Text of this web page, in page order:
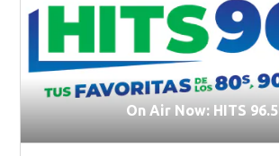
On Air Now: HITS 96.5